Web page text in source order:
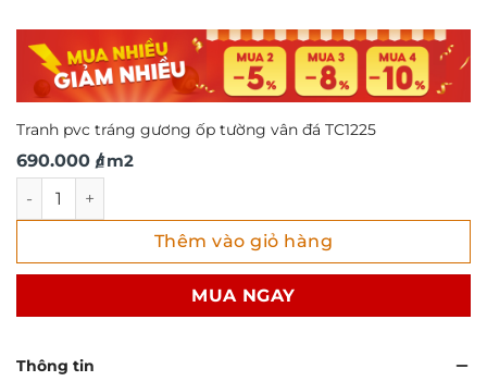
Tranh pvc tráng gương ốp tường vân đá TC1225
690.000 ₫
/ m2
Tranh pvc tráng gương ốp tường vân đá TC1225 số lượng
Thêm vào giỏ hàng
MUA NGAY
Thông tin